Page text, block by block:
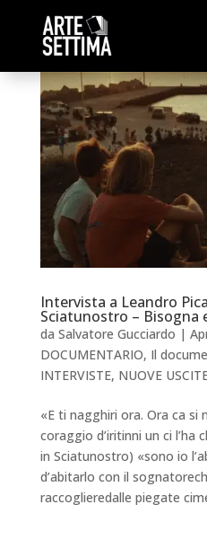
Intervista a Leandro
Sciatunostro – Bisogna
da Salvatore Gucciardo |
DOCUMENTARIO, Il
INTERVISTE, NUOVE
«E ti nagghiri ora. Ora ca si
coraggio d’iritinni un ci l’ha
in Sciatunostro) «sono io
d’abitarlo con il
raccoglieredalle piegate